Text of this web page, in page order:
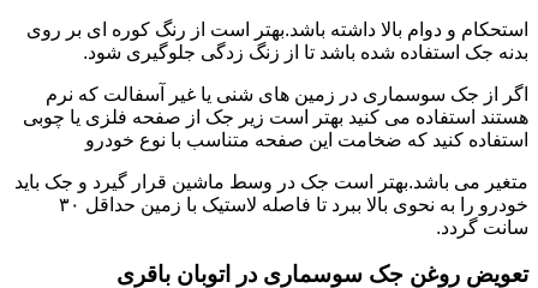
استحکام و دوام بالا داشته باشد.بهتر است از رنگ کوره ای بر روی
بدنه جک استفاده شده باشد تا از زنگ زدگی جلوگیری شود.
اگر از جک سوسماری در زمین های شنی یا غیر آسفالت که نرم
هستند استفاده می کنید بهتر است زیر جک از صفحه فلزی یا چوبی
استفاده کنید که ضخامت این صفحه متناسب با نوع خودرو
متغیر می باشد.بهتر است جک در وسط ماشین قرار گیرد و جک باید
خودرو را به نحوی بالا ببرد تا فاصله لاستیک با زمین حداقل ۳۰
سانت گردد.
تعویض روغن جک سوسماری در اتوبان باقری